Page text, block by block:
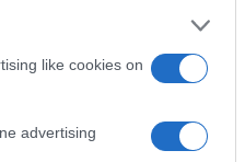
like cookies on
advertising
e casi